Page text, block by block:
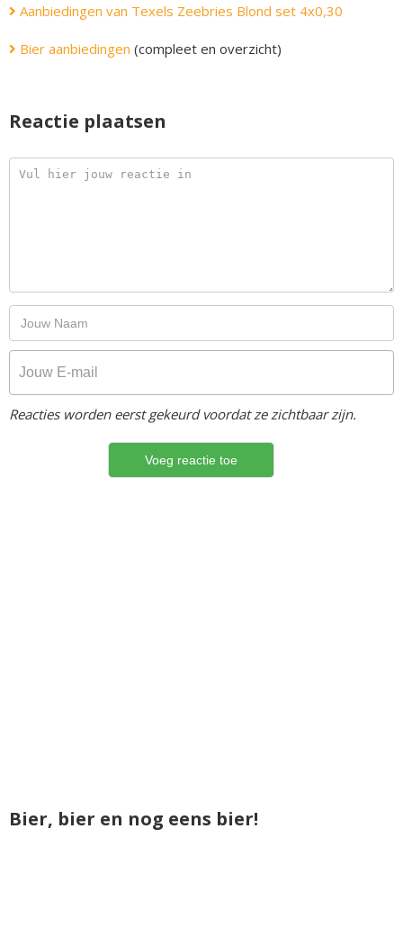
Aanbiedingen van Texels Zeebries Blond set 4x0,30
Bier aanbiedingen (compleet en overzicht)
Reactie plaatsen
Reacties worden eerst gekeurd voordat ze zichtbaar zijn.
Bier, bier en nog eens bier!